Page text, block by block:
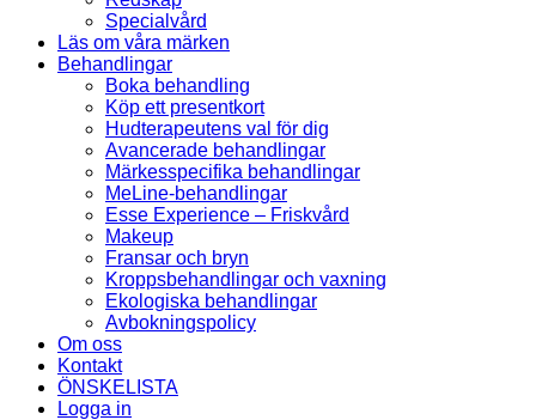
Specialvård
Läs om våra märken
Behandlingar
Boka behandling
Köp ett presentkort
Hudterapeutens val för dig
Avancerade behandlingar
Märkesspecifika behandlingar
MeLine-behandlingar
Esse Experience – Friskvård
Makeup
Fransar och bryn
Kroppsbehandlingar och vaxning
Ekologiska behandlingar
Avbokningspolicy
Om oss
Kontakt
ÖNSKELISTA
Logga in